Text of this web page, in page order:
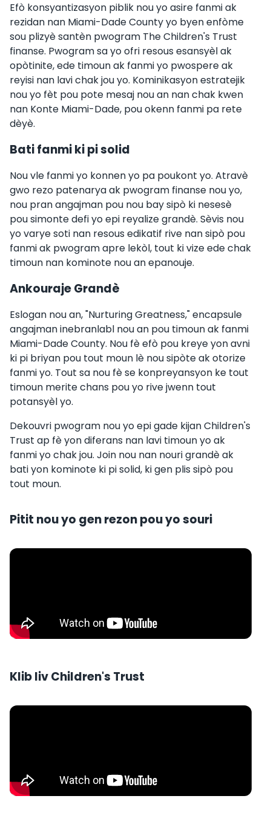
Efò konsyantizasyon piblik nou yo asire fanmi ak
rezidan nan Miami-Dade County yo byen enfòme
sou plizyè santèn pwogram The Children's Trust
finanse. Pwogram sa yo ofri resous esansyèl ak
opòtinite, ede timoun ak fanmi yo pwospere ak
reyisi nan lavi chak jou yo. Kominikasyon estratejik
nou yo fèt pou pote mesaj nou an nan chak kwen
nan Konte Miami-Dade, pou okenn fanmi pa rete
dèyè.
Bati fanmi ki pi solid
Nou vle fanmi yo konnen yo pa poukont yo. Atravè
gwo rezo patenarya ak pwogram finanse nou yo,
nou pran angajman pou nou bay sipò ki nesesè
pou simonte defi yo epi reyalize grandè. Sèvis nou
yo varye soti nan resous edikatif rive nan sipò pou
fanmi ak pwogram apre lekòl, tout ki vize ede chak
timoun nan kominote nou an epanouje.
Ankouraje Grandè
Eslogan nou an, "Nurturing Greatness," encapsule
angajman inebranlabl nou an pou timoun ak fanmi
Miami-Dade County. Nou fè efò pou kreye yon avni
ki pi briyan pou tout moun lè nou sipòte ak otorize
fanmi yo. Tout sa nou fè se konpreyansyon ke tout
timoun merite chans pou yo rive jwenn tout
potansyèl yo.
Dekouvri pwogram nou yo epi gade kijan Children's
Trust ap fè yon diferans nan lavi timoun yo ak
fanmi yo chak jou. Join nou nan nouri grandè ak
bati yon kominote ki pi solid, ki gen plis sipò pou
tout moun.
Pitit nou yo gen rezon pou yo souri
Klib liv Children's Trust